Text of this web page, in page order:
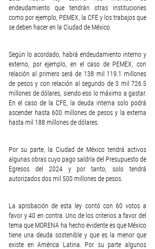
endeudamiento que tendrán otras instituciones
como por ejemplo, PEMEX, la CFE y los trabajos que
se deben hacer en la Ciudad de México.
Según lo acordado, habrá endeudamiento interno y
externo, por ejemplo, en el caso de PEMEX, con
relación al primero será de 138 mil 119.1 millones
de pesos y con relación al segundo de 3 mil 726.5
millones de dólares, siendo eso lo máximo a gastar.
En el caso de la CFE, la deuda interna solo podrá
ascender hasta 600 millones de pesos y la externa
hasta mil 188 millones de dólares.
Por su parte, la Ciudad de México tendrá activos
algunas obras cuyo pago saldría del Presupuesto de
Egresos del 2024 y por tanto, solo tendrá
autorizados dos mil 500 millones de pesos.
La aprobación de esta ley contó con 60 votos a
favor y 40 en contra. Uno de los criterios a favor del
tema que MORENA ha hecho evidente es que México
tiene una deuda sostenible y que es la menor que
existe en América Latina. Por su parte algunos